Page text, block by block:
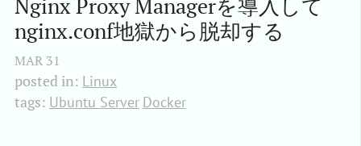
Nginx Proxy Managerを導入して
nginx.conf地獄から脱却する
MAR 31
posted in: Linux
tags: Ubuntu Server Docker